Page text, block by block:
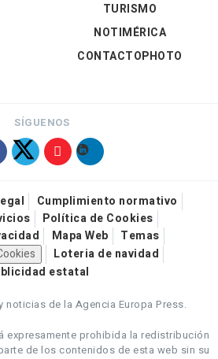
TURISMO
NOTIMÉRICA
CONTACTOPHOTO
SÍGUENOS
Cumplimiento normativo
Política de Cookies
Mapa Web
Temas
Loteria de navidad
estatal
noticias de la Agencia Europa Press.
expresamente prohibida la redistribución
de los contenidos de esta web sin su